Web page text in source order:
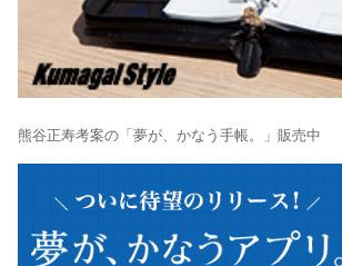
熊谷正寿考案の「夢が、かなう手帳。」販売中